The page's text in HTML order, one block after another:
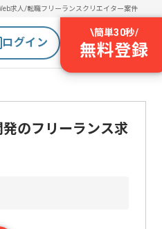
求人/転職フリーランスクリエイター案件
ログイン
\簡単30秒/
無料登録
のフリーランス求